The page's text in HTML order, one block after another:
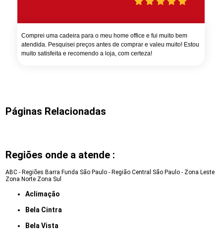
Comprei uma cadeira para o meu home office e fui muito bem
atendida. Pesquisei preços antes de comprar e valeu muito! Estou
muito satisfeita e recomendo a loja, com certeza!
Páginas Relacionadas
Regiões onde a atende :
ABC - Regiões Barra Funda São Paulo - Região Central São Paulo - Zona Leste
Zona Norte Zona Sul
Aclimação
Bela Cintra
Bela Vista